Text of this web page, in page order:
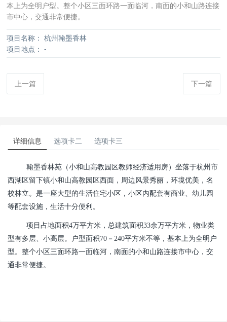
本上为全明户型。整个小区三面环路一面临河，南面的小和山路连接
市中心，交通非常便捷。
项目名称： 杭州翰墨香林
项目地点： -
上一篇 下一篇
详细信息 选项卡二 选项卡三
翰墨香林苑（小和山高教园区教师经济适用房）坐落于杭州市
西湖区留下镇小和山高教园区西面，周边风景秀丽，环境优美，名
校林立。是一座大型的生活住宅小区，小区内配套有商业、幼儿园
等配套设施，生活十分便利。
项目占地面积4万平方米，总建筑面积33余万平方米，物业类
型有多层、小高层。户型面积70－240平方米不等，基本上为全明户
型。整个小区三面环路一面临河，南面的小和山路连接市中心，交
通非常便捷。